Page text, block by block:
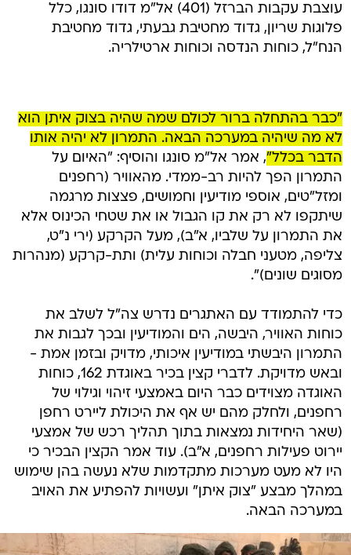
עוצבת עקבות הברזל (401) אל"מ דודו סונגו, כלל
פלוגות שריון, גדוד מחטיבת גבעתי, גדוד מחטיבת
הנח"ל, כוחות הנדסה וכוחות ארטילריה.
"כבר בהתחלה ברור לכולם שמה שהיה בצוק איתן הוא
לא מה שיהיה במערכה הבאה. התמרון לא יהיה אותו
הדבר בכלל", אמר אל"מ סונגו והוסיף: "האיום על
התמרון הפך להיות רב-ממדי. מהאוויר (רחפנים
ומזל"טים, אוספי מודיעין וחמושים, פצצות מרגמה
שיתקפו לא רק את קו הגבול או את שטחי הכינוס אלא
את התמרון על שלביו, א"ב), מעל הקרקע (ירי נ"ט,
צליפה, מטעני חבלה וכוחות עלית) ותת-קרקע (מנהרות
מסוגים שונים)".
כדי להתמודד עם האתגרים נדרש צה"ל לשלב את
כוחות האוויר, היבשה, הים והמודיעין ובכך לגבות את
התמרון היבשתי במודיעין איכותי, מדויק ובזמן אמת -
ובאש מדויקת. לדברי קצין בכיר באוגדת 162, כוחות
האוגדה מצוידים כבר היום באמצעי זיהוי וגילוי של
רחפנים, ולחלק מהם יש אף את היכולת ליירט רחפן
(שאר היחידות נמצאות בתוך תהליך רכש של אמצעי
יירוט פעילות רחפנים, א"ב). עוד אמר הקצין הבכיר כי
היו לא מעט מערכות מתקדמות שלא נעשה בהן שימוש
במהלך מבצע "צוק איתן" ועשויות להפתיע את האויב
במערכה הבאה.